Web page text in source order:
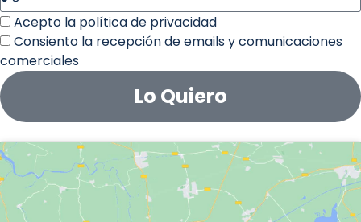
Acepto la política de privacidad
Consiento la recepción de emails y comunicaciones
comerciales
Lo Quiero